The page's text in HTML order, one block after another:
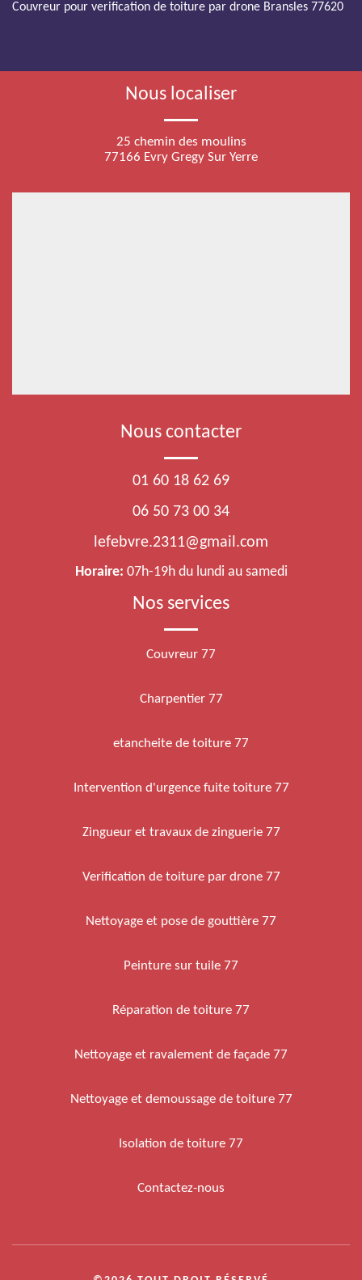
Couvreur pour verification de toiture par drone Bransles 77620
Nous localiser
25 chemin des moulins
77166 Evry Gregy Sur Yerre
Nous contacter
01 60 18 62 69
06 50 73 00 34
lefebvre.2311@gmail.com
Horaire: 07h-19h du lundi au samedi
Nos services
Couvreur 77
Charpentier 77
etancheite de toiture 77
Intervention d'urgence fuite toiture 77
Zingueur et travaux de zinguerie 77
Verification de toiture par drone 77
Nettoyage et pose de gouttière 77
Peinture sur tuile 77
Réparation de toiture 77
Nettoyage et ravalement de façade 77
Nettoyage et demoussage de toiture 77
Isolation de toiture 77
Contactez-nous